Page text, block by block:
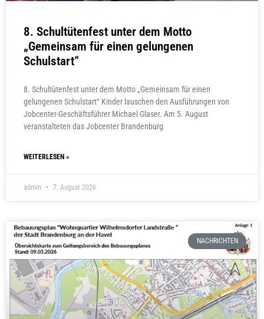
8. Schultütenfest unter dem Motto
„Gemeinsam für einen gelungenen
Schulstart“
8. Schultütenfest unter dem Motto „Gemeinsam für einen
gelungenen Schulstart“ Kinder lauschen den Ausführungen von
Jobcenter-Geschäftsführer Michael Glaser. Am 5. August
veranstalteten das Jobcenter Brandenburg
WEITERLESEN »
admin 7. August 2026
NACHRICHTEN